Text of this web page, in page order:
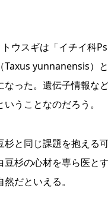
ウスギは「イチイ科
yunnanensis）
った。遺伝子情報な
うことなのだろう。
と同じ課題を抱える
杉の心材を専ら医と
だといえる。